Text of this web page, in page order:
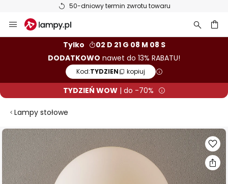
50-dniowy termin zwrotu towaru
Przejdź
do
Tylko
02 D 21 G 08 M 07 S
DODATKOWO nawet do 13% RABATU!
Kod:TYDZIEN kopiuj
TYDZIEŃ WOW| do -70%
Lampy stołowe
Przejdź
na
koniec
galerii